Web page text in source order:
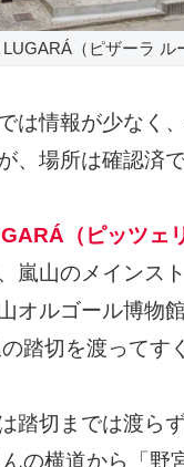
LUGARÁ（ピザーラ ル
は情報が少なく
、場所は確認済で
（ピッツェ
嵐山のメインス
オルゴール博物
踏切を渡ってす
踏切までは渡ら
の横道から「野